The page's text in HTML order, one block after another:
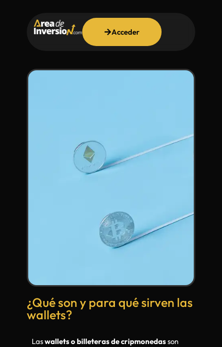
Acceder
¿Qué son y para qué sirven las
wallets?
Laswallets o billeteras de cripmonedasson